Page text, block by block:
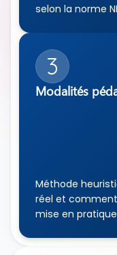
selon la norme
3
Modalités
Méthode
réel et
mise en